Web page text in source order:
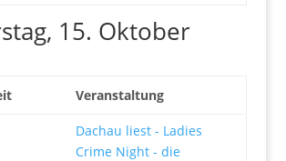
15. Oktober
Veranstaltung
Dachau liest - Ladies
Crime Night - die